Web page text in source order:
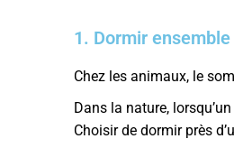
1. Dormir
Chez les animaux, le
Dans la nature,
Choisir de dormir près